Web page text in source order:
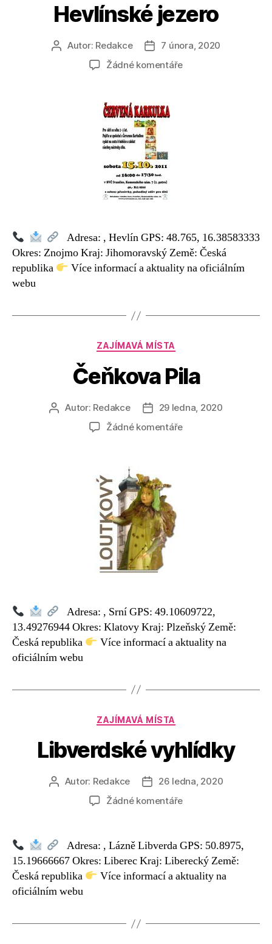
Hevlínské jezero
Autor
příspěvku
Autor: Redakce
Datum
příspěvku
7 února, 2020
Žádné komentářeu
Adresa: , Hevlín GPS: 48.765, 16.38583333
Okres: Znojmo Kraj: Jihomoravský Země: Česká
republika
Více informací a aktuality na oficiálním
webu
Rubriky
ZAJÍMAVÁ MÍSTA
Čeňkova Pila
Autor
příspěvku
Autor: Redakce
Datum
příspěvku
29 ledna, 2020
Žádné komentářeu
Adresa: , Srní GPS: 49.10609722,
13.49276944 Okres: Klatovy Kraj: Plzeňský Země:
Česká republika
Více informací a aktuality na
oficiálním webu
Rubriky
ZAJÍMAVÁ MÍSTA
Libverdské vyhlídky
Autor
příspěvku
Autor: Redakce
Datum
příspěvku
26 ledna, 2020
Žádné komentářeu
názvem
Libverdské
vyhlídky
Adresa: , Lázně Libverda GPS: 50.8975,
15.19666667 Okres: Liberec Kraj: Liberecký Země:
Česká republika
Více informací a aktuality na
oficiálním webu